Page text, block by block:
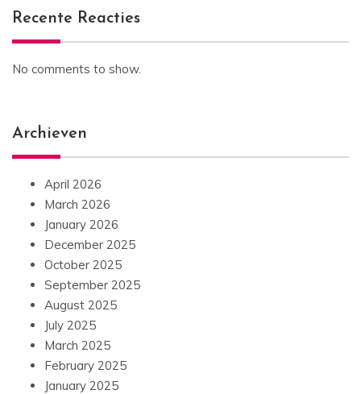
Recente Reacties
No comments to show.
Archieven
April 2026
March 2026
January 2026
December 2025
October 2025
September 2025
August 2025
July 2025
March 2025
February 2025
January 2025